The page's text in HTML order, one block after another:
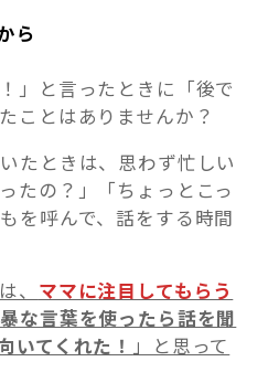
ら
」と言ったときに「後で
ことはありませんか？
たときは、思わず忙しい
たの？」「ちょっとこっ
を呼んで、話をする時間
、 ママに注目してもらう
な言葉を使ったら話を聞
いてくれた！ 」と思って